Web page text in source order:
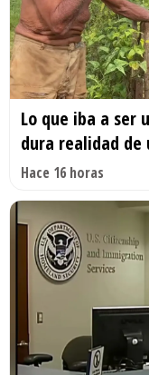
Lo que iba a ser
dura realidad de
Hace 16 horas